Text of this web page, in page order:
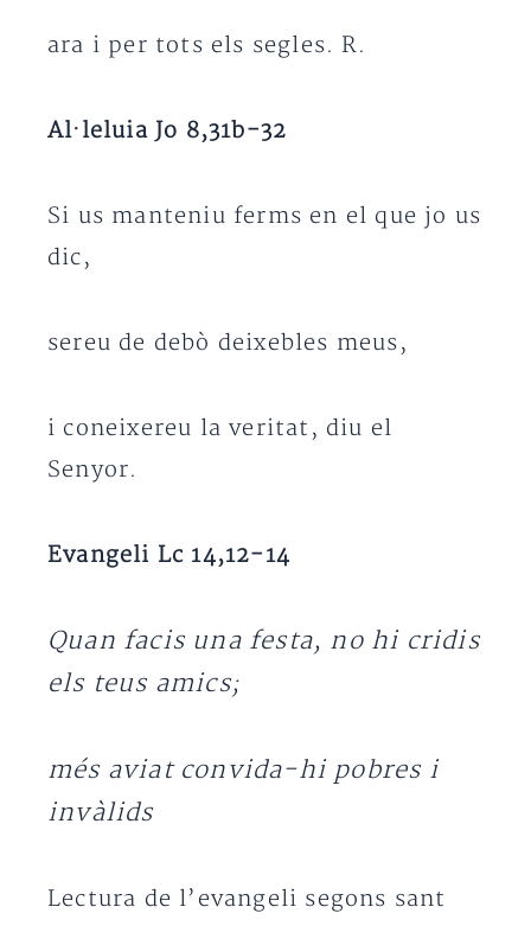
ara i per tots els segles. R.
Al·leluia Jo 8,31b-32
Si us manteniu ferms en el que jo us
dic,
sereu de debò deixebles meus,
i coneixereu la veritat, diu el
Senyor.
Evangeli Lc 14,12-14
Quan facis una festa, no hi cridis
els teus amics;
més aviat convida-hi pobres i
invàlids
Lectura de l’evangeli segons sant